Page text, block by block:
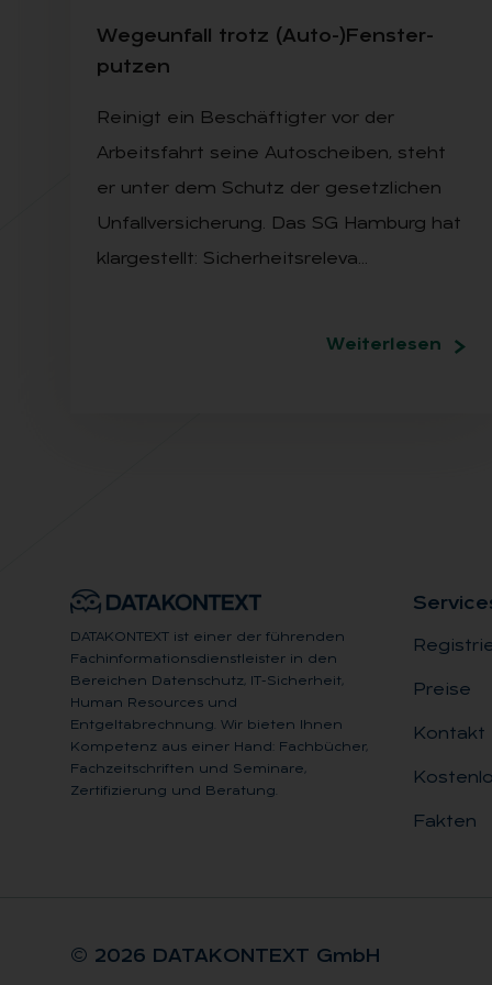
We­ge­un­fall trotz (Auto-)Fens­ter­
put­zen
Reinigt ein Beschäftigter vor der
Arbeitsfahrt seine Autoscheiben, steht
er unter dem Schutz der gesetzlichen
Unfallversicherung. Das SG Hamburg hat
klargestellt: Sicherheitsreleva…
Weiterlesen
DATAKONTEXT ist einer der führenden
Fachinformationsdienstleister in den
Bereichen Datenschutz, IT-Sicherheit,
Human Resources und
Entgeltabrechnung. Wir bieten Ihnen
Kompetenz aus einer Hand: Fachbücher,
Fachzeitschriften und Seminare,
Zertifizierung und Beratung.
Preise
Kontakt
Fakten
© 2026 DA­TA­KON­TEXT GmbH